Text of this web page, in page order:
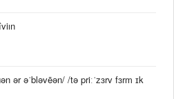
ər əˈbləvēən/ /tə priːˈzɜrv fɜrm ɪk